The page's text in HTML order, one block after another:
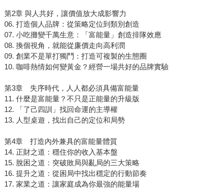
第2章 與人共好，讓價值放大成影響力
06. 打造個人品牌：從策略定位到類別創造
07. 小吃攤變千萬生意：「富能量」創造排隊效應
08. 換個視角，就能從廉價走向高利潤
09. 創業不是單打獨鬥：打造可複製的生態圈
10. 咖啡熱情如何變黃金？經營一場共好的品牌實驗
第3章 失序時代，人人都必須具備富能量
11. 什麼是富能量？不只是正能量的升級版
12. 「了己四訓」找回命運的主導權
13. 人型桌遊，找出自己的定位和局勢
第4章 打造內外兼具的富能量體質
14. 正財之道：穩住你的收入基本盤
15. 脫困之道：突破敗局與亂局的三大策略
16. 提升之道：從困局中找出穩定的行動節奏
17. 家業之道：讓家庭成為你最強的能量場